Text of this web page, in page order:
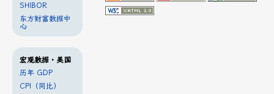
SHIBOR
东方财富数据中
心
宏观数据・美国
历年 GDP
CPI（同比）